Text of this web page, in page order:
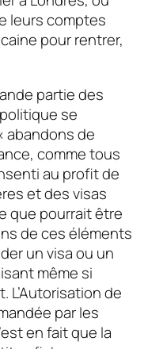
leurs comptes
pour rentrer,
partie des
se
abandons de
comme tous
au profit de
et des visas
que pourrait être
de ces éléments
un visa ou un
même si
L’Autorisation de
par les
en fait que la